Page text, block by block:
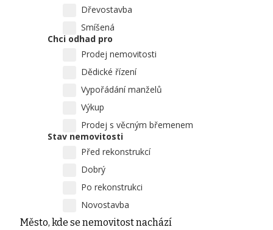
Dřevostavba
Smíšená
Chci odhad pro
Prodej nemovitosti
Dědické řízení
Vypořádání manželů
Výkup
Prodej s věcným břemenem
Stav nemovitosti
Před rekonstrukcí
Dobrý
Po rekonstrukci
Novostavba
Město, kde se nemovitost nachází